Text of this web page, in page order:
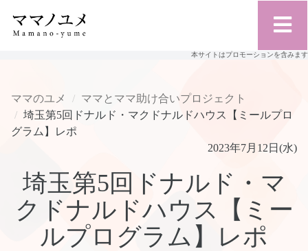
本サイトはプロモーションを含みます
ママのユメ
ママとママ助け合いプロジェクト
埼玉第5回ドナルド・マクドナルドハウス【ミールプロ
グラム】レポ
2023年7月12日(水)
埼玉第5回ドナルド・マ
クドナルドハウス【ミー
ルプログラム】レポ